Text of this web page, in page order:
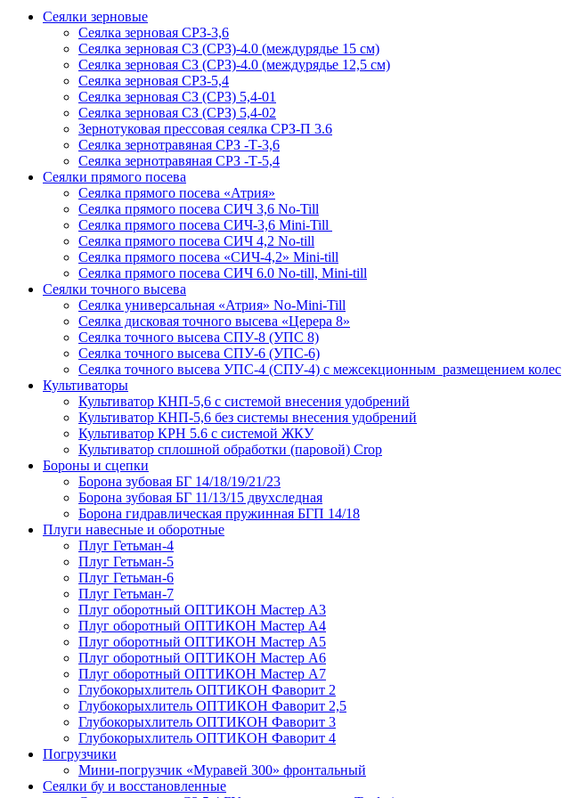
Сеялки зерновые
Сеялка зерновая СРЗ-3,6
Сеялка зерновая СЗ (СРЗ)-4.0 (междурядье 15 см)
Сеялка зерновая СЗ (СРЗ)-4.0 (междурядье 12,5 см)
Сеялка зерновая СРЗ-5,4
Сеялка зерновая СЗ (СРЗ) 5,4-01
Сеялка зерновая СЗ (СРЗ) 5,4-02
Зернотуковая прессовая сеялка СРЗ-П 3.6
Сеялка зернотравяная СРЗ -Т-3,6
Сеялка зернотравяная СРЗ -Т-5,4
Сеялки прямого посева
Сеялка прямого посева «Атрия»
Сеялка прямого посева СИЧ 3,6 No-Till
Сеялка прямого посева СИЧ-3,6 Mini-Till
Сеялка прямого посева СИЧ 4,2 No-till
Сеялка прямого посева «СИЧ-4,2» Mini-till
Сеялка прямого посева СИЧ 6.0 No-till, Mini-till
Сеялки точного высева
Сеялка универсальная «Атрия» No-Mini-Till
Сеялка дисковая точного высева «Церера 8»
Сеялка точного высева СПУ-8 (УПС 8)
Сеялка точного высева СПУ-6 (УПС-6)
Сеялка точного высева УПС-4 (СПУ-4) с межсекционным размещением колес
Культиваторы
Культиватор КНП-5,6 с системой внесения удобрений
Культиватор КНП-5,6 без системы внесения удобрений
Культиватор КРН 5.6 с системой ЖКУ
Культиватор сплошной обработки (паровой) Crop
Бороны и сцепки
Борона зубовая БГ 14/18/19/21/23
Борона зубовая БГ 11/13/15 двухследная
Борона гидравлическая пружинная БГП 14/18
Плуги навесные и оборотные
Плуг Гетьман-4
Плуг Гетьман-5
Плуг Гетьман-6
Плуг Гетьман-7
Плуг оборотный ОПТИКОН Мастер А3
Плуг оборотный ОПТИКОН Мастер А4
Плуг оборотный ОПТИКОН Мастер А5
Плуг оборотный ОПТИКОН Мастер А6
Плуг оборотный ОПТИКОН Мастер А7
Глубокорыхлитель ОПТИКОН Фаворит 2
Глубокорыхлитель ОПТИКОН Фаворит 2,5
Глубокорыхлитель ОПТИКОН Фаворит 3
Глубокорыхлитель ОПТИКОН Фаворит 4
Погрузчики
Мини-погрузчик «Муравей 300» фронтальный
Сеялки бу и восстановленные